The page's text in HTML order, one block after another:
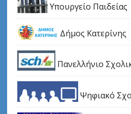
Υπουργείο Παιδείας
Δήμος Κατερίνης
Πανελλήνιο
Ψηφιακό